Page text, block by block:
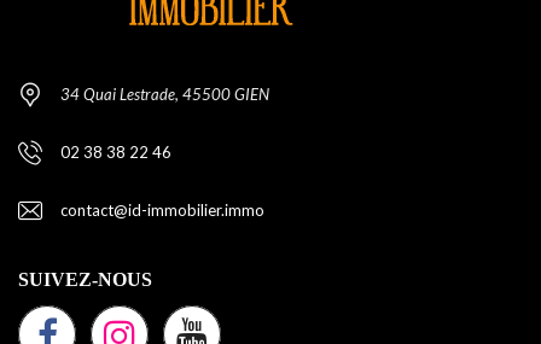
34 Quai Lestrade, 45500 GIEN
02 38 38 22 46
contact@id-immobilier.immo
SUIVEZ-NOUS